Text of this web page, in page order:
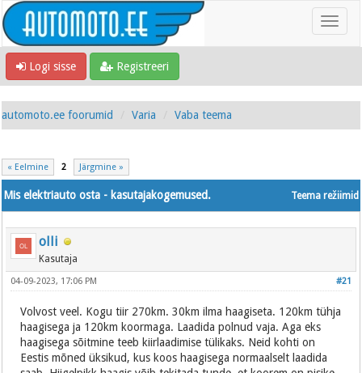
Logi sisse Registreeri
automoto.ee foorumid Varia Vaba teema
« Eelmine 2 Järgmine »
Teema režiimid
Mis elektriauto osta - kasutajakogemused.
olli
Kasutaja
#21
04-09-2023, 17:06 PM
Volvost veel. Kogu tiir 270km. 30km ilma haagiseta. 120km tühja
haagisega ja 120km koormaga. Laadida polnud vaja. Aga eks
haagisega sõitmine teeb kiirlaadimise tülikaks. Neid kohti on
Eestis mõned üksikud, kus koos haagisega normaalselt laadida